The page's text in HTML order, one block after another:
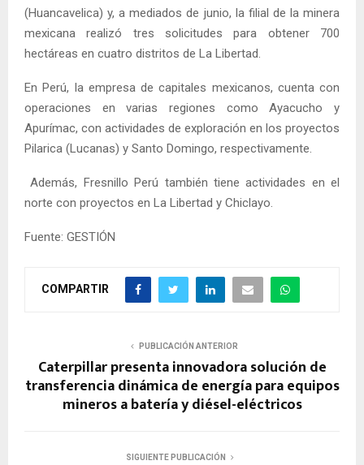
(Huancavelica) y, a mediados de junio, la filial de la minera
mexicana realizó tres solicitudes para obtener 700
hectáreas en cuatro distritos de La Libertad.
En Perú, la empresa de capitales mexicanos, cuenta con
operaciones en varias regiones como Ayacucho y
Apurímac, con actividades de exploración en los proyectos
Pilarica (Lucanas) y Santo Domingo, respectivamente.
Además, Fresnillo Perú también tiene actividades en el
norte con proyectos en La Libertad y Chiclayo.
Fuente: GESTIÓN
COMPARTIR
PUBLICACIÓN ANTERIOR
Caterpillar presenta innovadora solución de
transferencia dinámica de energía para equipos
mineros a batería y diésel-eléctricos
SIGUIENTE PUBLICACIÓN